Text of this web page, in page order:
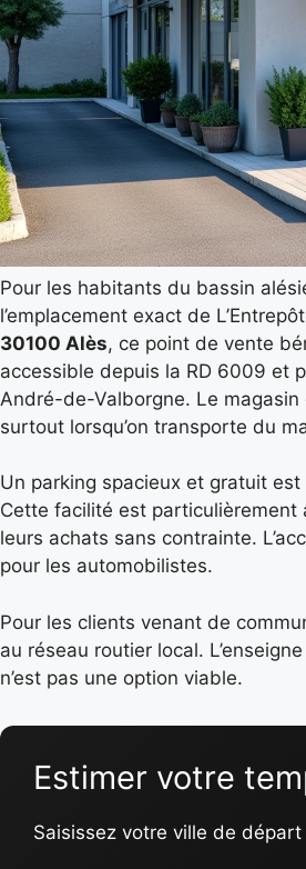
Pour les habitants du bassin
l’emplacement exact de
30100 Alès, ce point de vente
accessible depuis la RD 6009 et
André-de-Valborgne. Le
surtout lorsqu’on transporte du
Un parking spacieux et gratuit
Cette facilité est
leurs achats sans contrainte.
pour les automobilistes.
Pour les clients venant de
au réseau routier local.
n’est pas une option viable.
Estimer votre
Saisissez votre ville de départ